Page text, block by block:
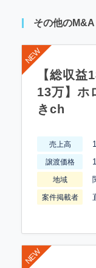
その他の
【総収益
13万】ホ
きch
売上高
譲渡価格
地域
案件掲載者